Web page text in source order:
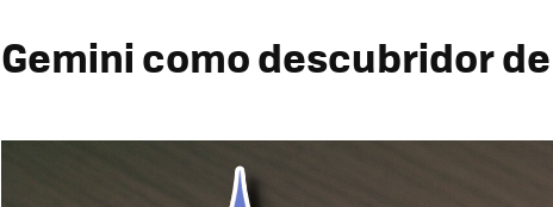
Gemini como descubridor